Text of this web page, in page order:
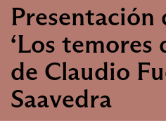
Presentación
‘Los temores
de Claudio
Saavedra